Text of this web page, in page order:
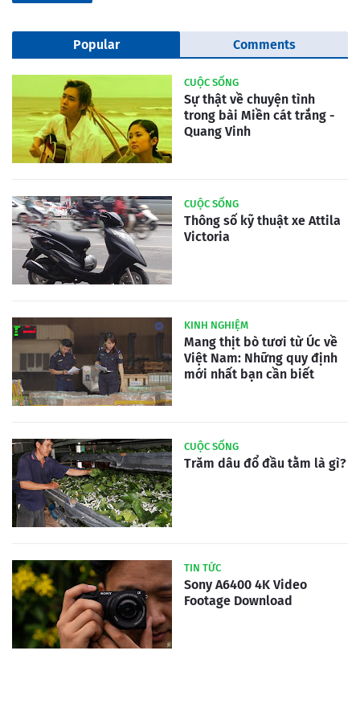
Popular Comments
CUỘC SỐNG
Sự thật về chuyện tình
trong bài Miền cát trắng -
Quang Vinh
CUỘC SỐNG
Thông số kỹ thuật xe Attila
Victoria
KINH NGHIỆM
Mang thịt bò tươi từ Úc về
Việt Nam: Những quy định
mới nhất bạn cần biết
CUỘC SỐNG
Trăm dâu đổ đầu tằm là gì?
TIN TỨC
Sony A6400 4K Video
Footage Download